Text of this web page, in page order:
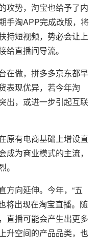
势，淘宝也给予了内
手淘APP完成改版，将
持短视频，势必会让上
直播间导流。
做，拼多多京东都早
表现优异，若今年淘
出，或进一步引起互联
有电商基础上增设直
为商业模式的主流，
向延伸。今年，“五
将出现在淘宝直播。随
直播可能会产生出更多
升空间的产品品类，也